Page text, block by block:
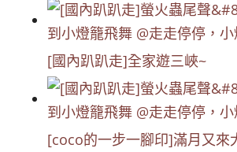
[國內趴趴走]全家遊三峽~
[coco的一步一腳印]滿月又來